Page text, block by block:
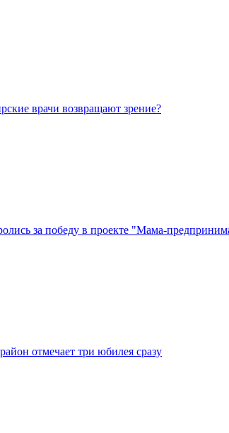
врачи возвращают зрение?
за победу в проекте "Мама-
отмечает три юбилея сразу